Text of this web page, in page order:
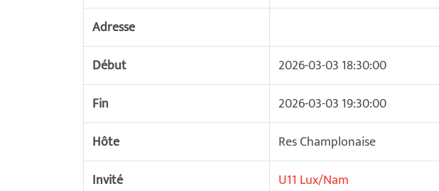
Adresse
Début
2026-03-03 18:30:00
Fin
2026-03-03 19:30:00
Hôte
Res Champlonaise
Invité
U11 Lux/Nam